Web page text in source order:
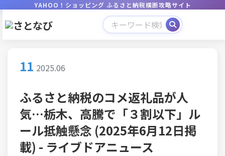
YAHOO！ショッピング ふるさと納税横断攻略サイト
11 2025.06
ふるさと納税のコメ返礼品が人
気…栃木、高騰で「３割以下」ル
ール抵触懸念 (2025年6月12日掲
載) - ライブドアニュース